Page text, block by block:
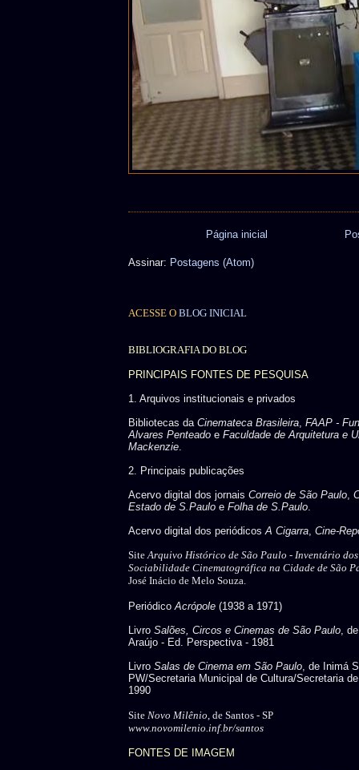
Página inicial
Assinar: Postagens (Atom)
ACESSE O BLOG INICIAL
BIBLIOGRAFIA DO BLOG
PRINCIPAIS FONTES DE PESQUISA
1. Arquivos institucionais e privados
Bibliotecas da Cinemateca Brasileira, FAAP -
Alvares Penteado e Faculdade de Arquitetura e
Mackenzie.
2. Principais publicações
Acervo digital dos jornais Correio de São Paulo,
Estado de S.Paulo e Folha de S.Paulo.
Acervo digital dos periódicosA Cigarra, Cine-
SiteArquivo Histórico de São Paulo - Inventário dos
Sociabilidade Cinematográfica na Cidade de São
José Inácio de Melo Souza.
PeriódicoAcrópole (1938 a 1971)
Livro Salões, Circos e Cinemas de São Paulo,
Araújo - Ed. Perspectiva - 1981
Livro Salas de Cinema em São Paulo, de Inimá
PW/Secretaria Municipal de Cultura/Secretaria
1990
Site Novo Milênio, de Santos - SP
www.novomilenio.inf.br/santos
FONTES DE IMAGEM